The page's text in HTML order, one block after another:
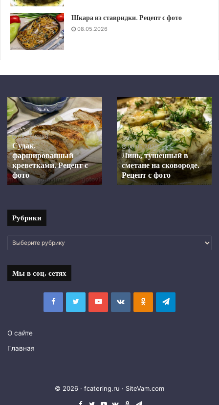
Шкара из ставридки. Рецепт с фото
08.05.2026
Шкара
из
ставридки.
Рецепт
с
фото08.05.2026
Шкара из ставридки.
Рецепт с фото
Скумбрия
в
средиземноморском
маринаде,
запеченная
в
духовке.
Рецепт
с
08.05.2026
Скумбрия в
средиземноморском
маринаде, запеченная в
духовке. Рецепт с фото
Рубрики
Рубрики
Мы в соц. сетях
FacebookTwitterYouTubevk.comОдноклассники
Telegram
О сайте
Главная
© 2026 · fcatering.ru · SiteVam.com
Facebook
TwitterYouTubevk.comОдноклассники
Telegram